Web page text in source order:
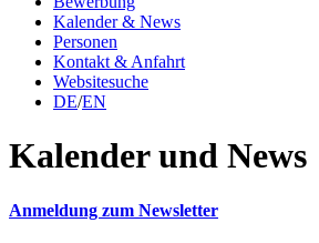
Kalender & News
Personen
Kontakt & Anfahrt
Websitesuche
DE/EN
Kalender und News
Anmeldung zum Newsletter